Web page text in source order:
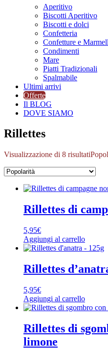
Aperitivo
Biscotti Aperitivo
Biscotti e dolci
Confetteria
Confetture e
Condimenti
Mare
Piatti Tradizionali
Spalmabile
Ultimi arrivi
Offerte
Il BLOG
DOVE SIAMO
Rillettes
Visualizzazione di 8 risultati
Rillettes di
5,95€
Aggiungi al carrello
Rillettes
5,95€
Aggiungi al carrello
Rillettes di
limone